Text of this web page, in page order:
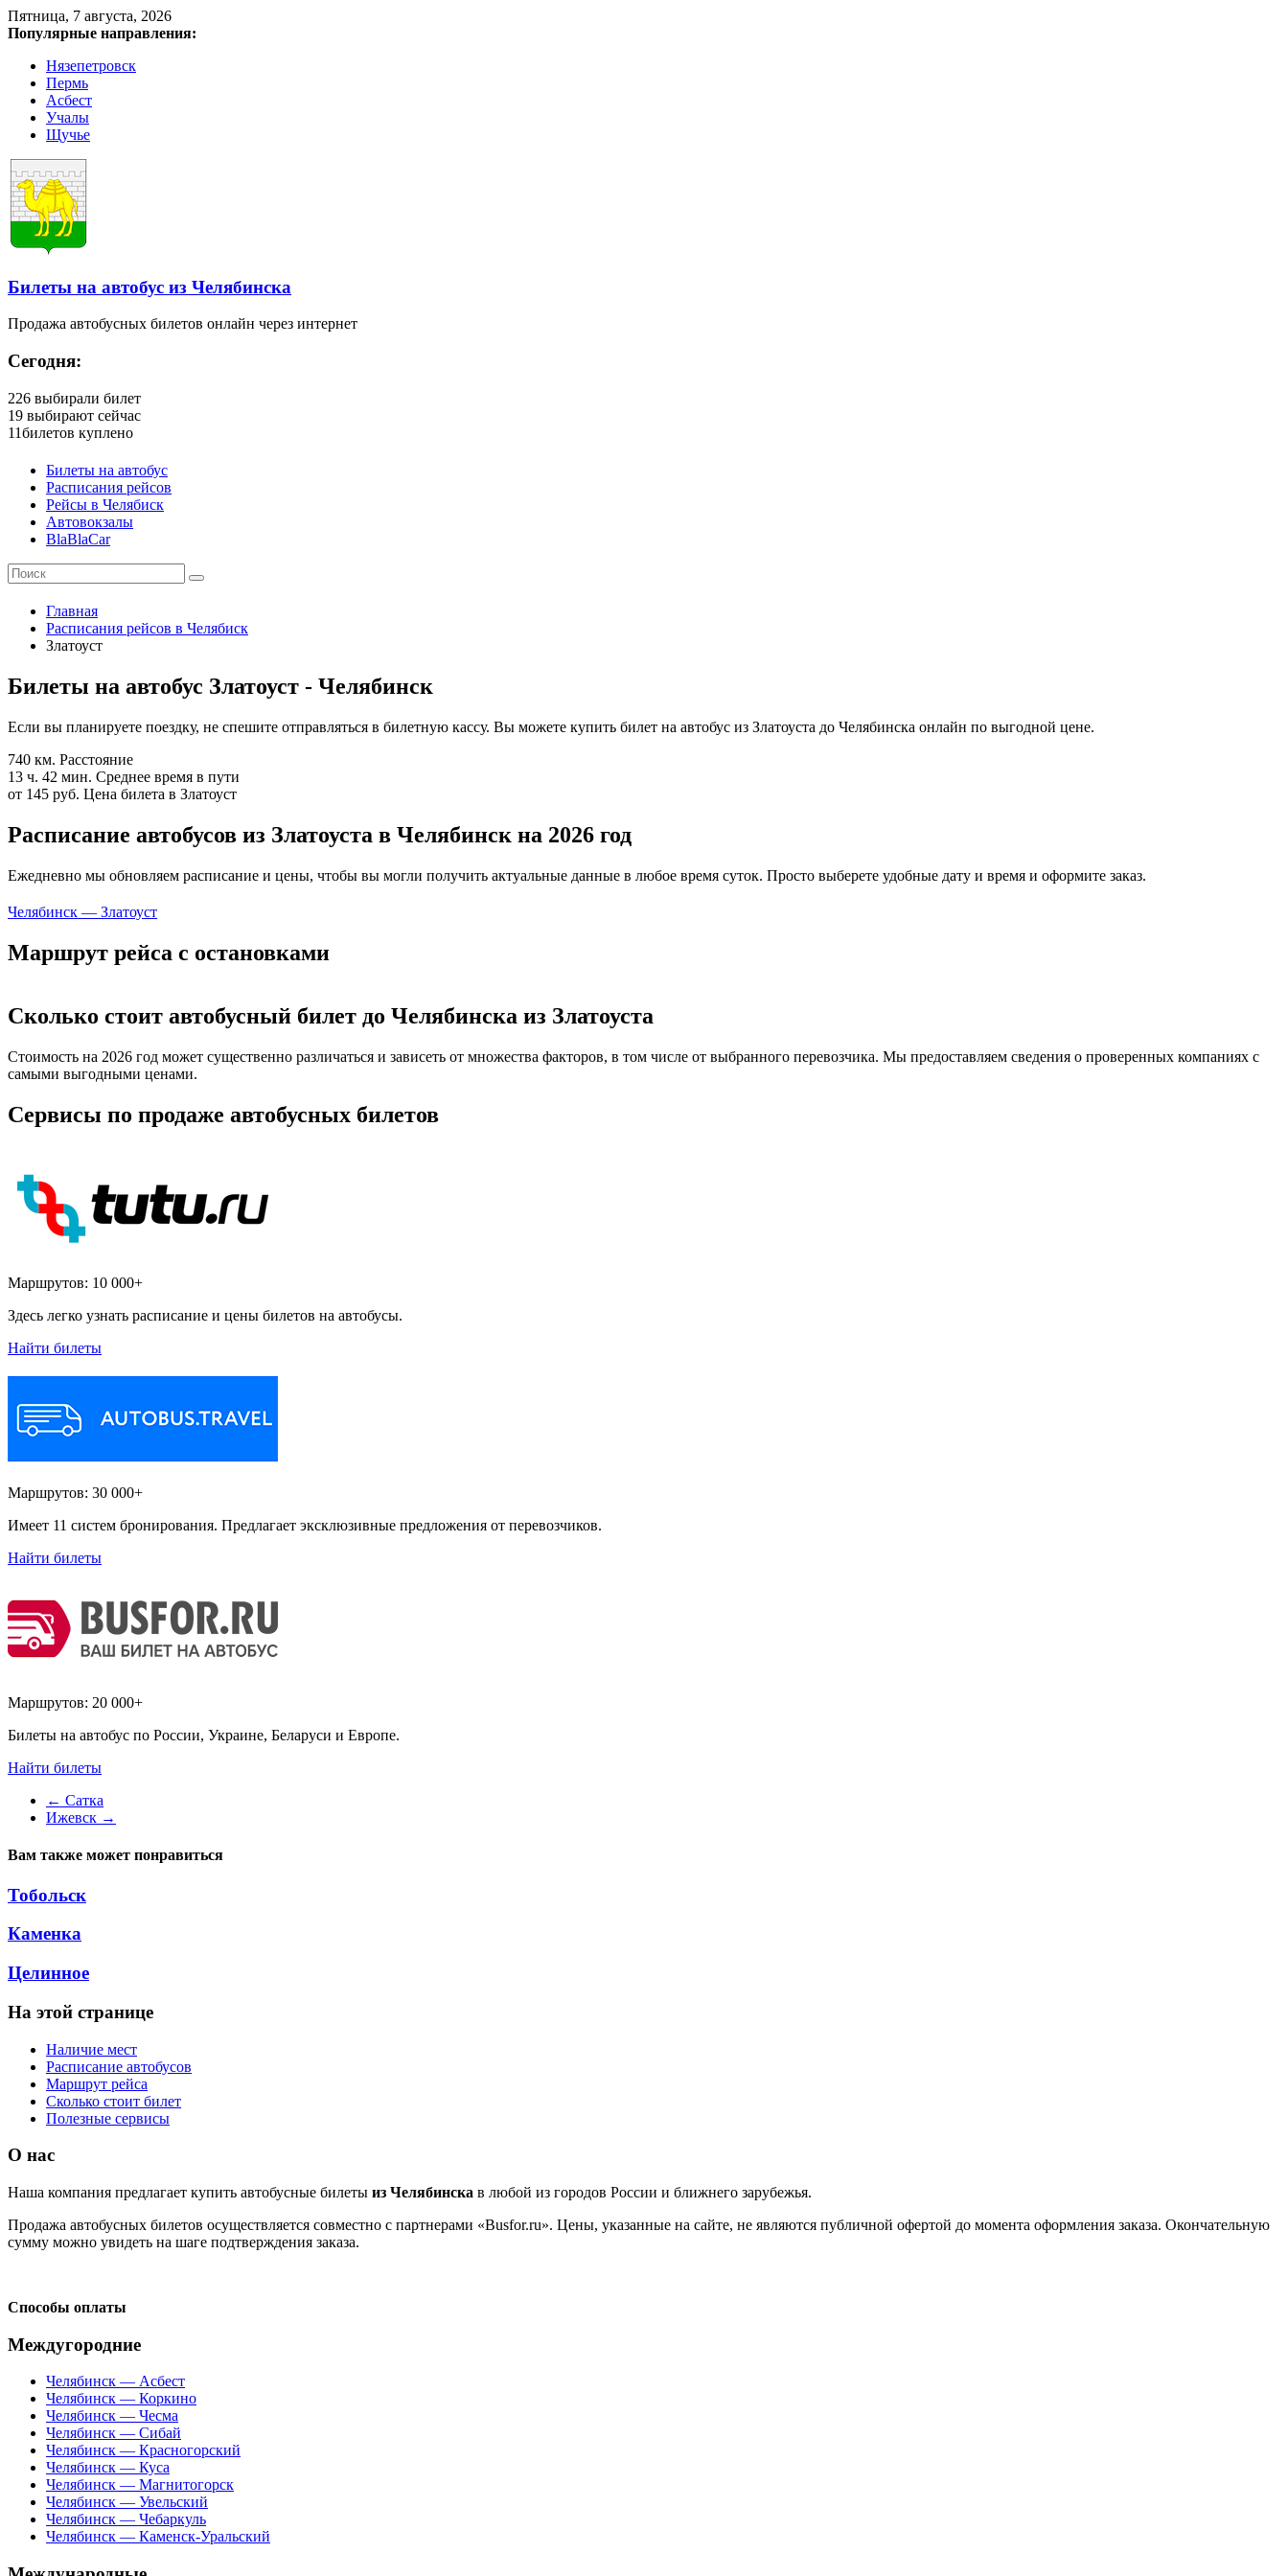
Пятница, 7 августа, 2026
Популярные направления:
Нязепетровск
Пермь
Асбест
Учалы
Щучье
Билеты на автобус из Челябинска
Продажа автобусных билетов онлайн через интернет
Сегодня:
226 выбирали билет
19 выбирают сейчас
11билетов куплено
Билеты на автобус
Расписания рейсов
Рейсы в Челябиск
Автовокзалы
BlaBlaCar
Главная
Расписания рейсов в Челябиск
Златоуст
Билеты на автобус Златоуст - Челябинск
Если вы планируете поездку, не спешите отправляться в билетную кассу. Вы можете купить билет на автобус из Златоуста до Челябинска онлайн по выгодной цене.
740 км. Расстояние
13 ч. 42 мин. Среднее время в пути
от 145 руб. Цена билета в Златоуст
Расписание автобусов из Златоуста в Челябинск на 2026 год
Ежедневно мы обновляем расписание и цены, чтобы вы могли получить актуальные данные в любое время суток. Просто выберете удобные дату и время и оформите заказ.
Челябинск — Златоуст
Маршрут рейса с остановками
Сколько стоит автобусный билет до Челябинска из Златоуста
Стоимость на 2026 год может существенно различаться и зависеть от множества факторов, в том числе от выбранного перевозчика. Мы предоставляем сведения о проверенных компаниях с
самыми выгодными ценами.
Сервисы по продаже автобусных билетов
Маршрутов: 10 000+
Здесь легко узнать расписание и цены билетов на автобусы.
Найти билеты
Маршрутов: 30 000+
Имеет 11 систем бронирования. Предлагает эксклюзивные предложения от перевозчиков.
Найти билеты
Маршрутов: 20 000+
Билеты на автобус по России, Украине, Беларуси и Европе.
Найти билеты
← Сатка
Ижевск →
Вам также может понравиться
Тобольск
Каменка
Целинное
На этой странице
Наличие мест
Расписание автобусов
Маршрут рейса
Сколько стоит билет
Полезные сервисы
О нас
Наша компания предлагает купить автобусные билеты из Челябинска в любой из городов России и ближнего зарубежья.
Продажа автобусных билетов осуществляется совместно с партнерами «Busfor.ru». Цены, указанные на сайте, не являются публичной офертой до момента оформления заказа. Окончательную
сумму можно увидеть на шаге подтверждения заказа.
Способы оплаты
Междугородние
Челябинск — Асбест
Челябинск — Коркино
Челябинск — Чесма
Челябинск — Сибай
Челябинск — Красногорский
Челябинск — Куса
Челябинск — Магнитогорск
Челябинск — Увельский
Челябинск — Чебаркуль
Челябинск — Каменск-Уральский